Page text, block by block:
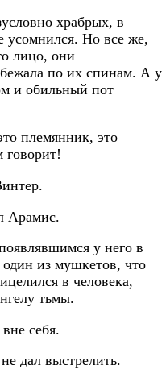
храбрых, в
усомнился. Но все же,
лицо, они
по их спинам. А у
и обильный пот
племянник, это
Арамис.
у него в
из мушкетов, что
в человека,
тьмы.
себя.
дал выстрелить.